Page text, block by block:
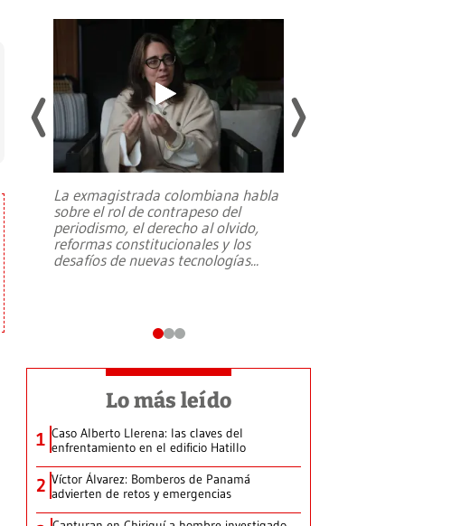
La exmagistrada colombiana habla
sobre el rol de contrapeso del
periodismo, el derecho al olvido,
reformas constitucionales y los
desafíos de nuevas tecnologías...
Lo más leído
1 Caso Alberto Llerena: las claves del
enfrentamiento en el edificio Hatillo
2 Víctor Álvarez: Bomberos de Panamá
advierten de retos y emergencias